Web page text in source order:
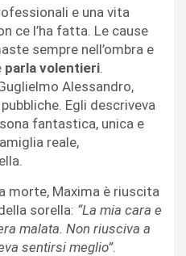
e una vita
ce l’ha fatta. Le cause
sempre nell’ombra e
parla volentieri.
Alessandro,
Egli descriveva
fantastica, unica e
reale,
morte, Maxima è riuscita
sorella: “La mia cara e
malata. Non riusciva a
sentirsi meglio”.